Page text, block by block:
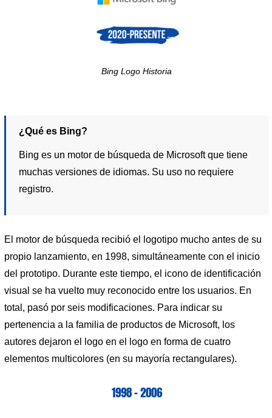
Bing Logo Historia
¿Qué es Bing?
Bing es un motor de búsqueda de Microsoft que tiene
muchas versiones de idiomas. Su uso no requiere
registro.
El motor de búsqueda recibió el logotipo mucho antes de su
propio lanzamiento, en 1998, simultáneamente con el inicio
del prototipo. Durante este tiempo, el icono de identificación
visual se ha vuelto muy reconocido entre los usuarios. En
total, pasó por seis modificaciones. Para indicar su
pertenencia a la familia de productos de Microsoft, los
autores dejaron el logo en el logo en forma de cuatro
elementos multicolores (en su mayoría rectangulares).
1998 – 2006